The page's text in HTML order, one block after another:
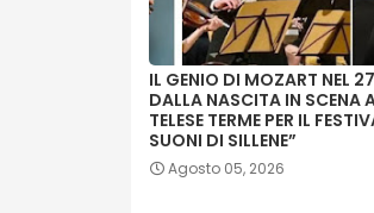
IL GENIO DI MOZART NEL
DALLA NASCITA IN SCENA
TELESE TERME PER IL
SUONI DI SILLENE”
Agosto 05, 2026